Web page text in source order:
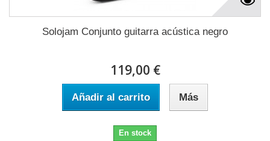
Solojam Conjunto guitarra acústica negro
119,00 €
Añadir al carrito Más
En stock